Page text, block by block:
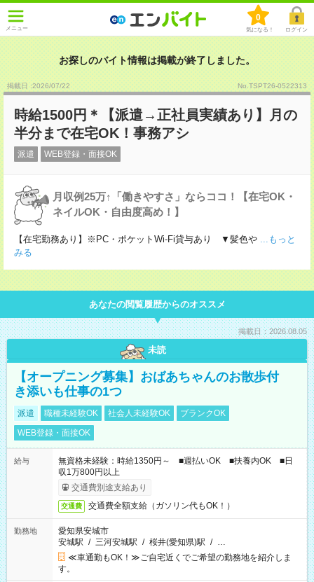
メニュー
0
気になる！ ログイン
お探しのバイト情報は掲載が終了しました。
掲載日 :2026/07/22 No.TSPT26-0522313
時給1500円＊【派遣→正社員実績あり】月の
半分まで在宅OK！事務アシ
派遣 WEB登録・面接OK
月収例25万↑「働きやすさ」ならココ！【在宅OK・
ネイルOK・自由度高め！】
【在宅勤務あり】※PC・ポケットWi-Fi貸与あり ▼髪色や ...もっと
みる
あなたの閲覧履歴からのオススメ
掲載日：2026.08.05
未読
【オープニング募集】おばあちゃんのお散歩付
き添いも仕事の1つ
派遣 職種未経験OK 社会人未経験OK
ブランクOK
WEB登録・面接OK
給与
無資格未経験：時給1350円～ ■週払いOK ■扶養内OK ■日
収1万800円以上
交通費別途支給あり
交通費 交通費全額支給（ガソリン代もOK！）
勤務地
愛知県安城市
安城駅 / 三河安城駅 / 桜井(愛知県)駅 / …
≪車通勤もOK！≫ご自宅近くでご希望の勤務地を紹介しま
す。